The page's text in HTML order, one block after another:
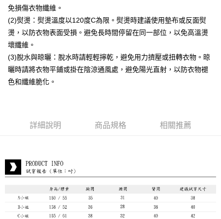
付款後7-11取貨
每筆NT$80，滿NT$888(含以上)免運費
宅配到府
每筆NT$80，滿NT$888(含以上)免運費
貨到付款
每筆NT$80，滿NT$888(含以上)免運費
免損傷衣物纖維。
(2)熨燙：熨燙溫度以120度C為限。熨燙時建議使用墊布或反面熨
燙，以防衣物表面受損。避免長時間停留在同一部位，以免高溫燙
壞纖維。
(3)脫水與晾曬：脫水時請輕輕擰乾，避免用力擠壓或扭轉衣物。晾
曬時請將衣物平鋪或掛在陰涼通風處，避免陽光直射，以防衣物褪
色和纖維脆化。
詳細說明 商品規格 相關推薦